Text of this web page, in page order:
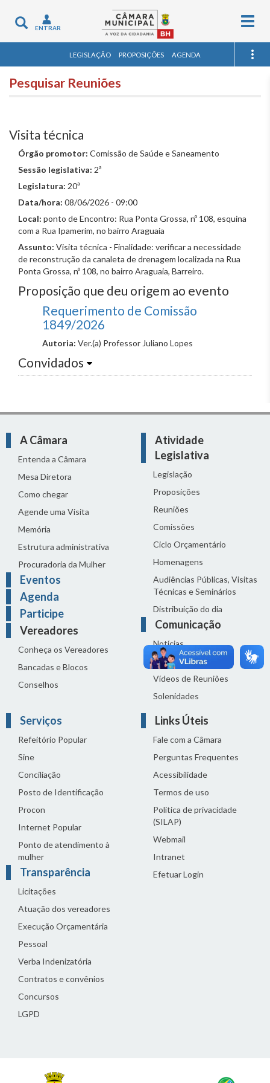
Toggle
navigation
ENTRAR
LEGISLAÇÃO PROPOSIÇÕES AGENDA
Pesquisar Reuniões
Visita técnica
Órgão promotor: Comissão de Saúde e Saneamento
Sessão legislativa: 2ª
Legislatura: 20ª
Data/hora: 08/06/2026 - 09:00
Local: ponto de Encontro: Rua Ponta Grossa, nº 108, esquina
com a Rua Ipamerim, no bairro Araguaia
Assunto: Visita técnica - Finalidade: verificar a necessidade
de reconstrução da canaleta de drenagem localizada na Rua
Ponta Grossa, nº 108, no bairro Araguaia, Barreiro.
Proposição que deu origem ao evento
Requerimento de Comissão
1849/2026
Autoria: Ver.(a) Professor Juliano Lopes
Convidados
A Câmara
Entenda a Câmara
Mesa Diretora
Como chegar
Agende uma Visita
Memória
Estrutura administrativa
Procuradoria da Mulher
Eventos
Agenda
Participe
Vereadores
Conheça os Vereadores
Bancadas e Blocos
Conselhos
Atividade
Legislativa
Legislação
Proposições
Reuniões
Comissões
Ciclo Orçamentário
Homenagens
Audiências Públicas, Visitas
Técnicas e Seminários
Distribuição do dia
Comunicação
Notícias
Sala de Imprensa
Vídeos de Reuniões
Solenidades
Serviços
Refeitório Popular
Sine
Conciliação
Posto de Identificação
Procon
Internet Popular
Ponto de atendimento à
mulher
Transparência
Licitações
Atuação dos vereadores
Execução Orçamentária
Pessoal
Verba Indenizatória
Contratos e convênios
Concursos
LGPD
Links Úteis
Fale com a Câmara
Perguntas Frequentes
Acessibilidade
Termos de uso
Política de privacidade
(SILAP)
Webmail
Intranet
Efetuar Login